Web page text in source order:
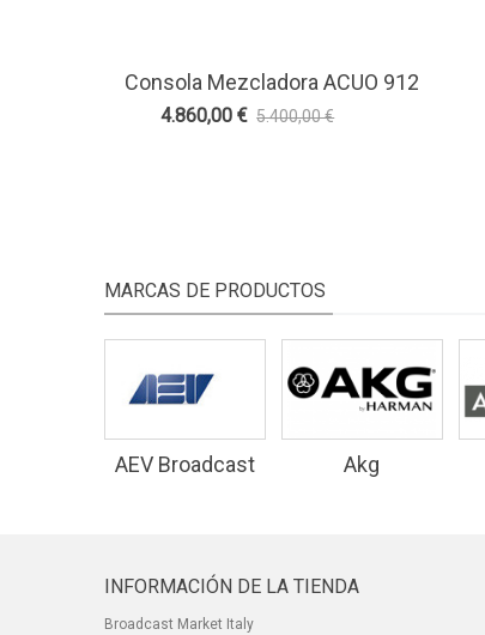
Ver Más
Consola Mezcladora ACUO 912
Broadcast On Air
4.860,00 € 5.400,00 €
MARCAS DE PRODUCTOS
AEV Broadcast
Akg
INFORMACIÓN DE LA TIENDA
Broadcast Market Italy